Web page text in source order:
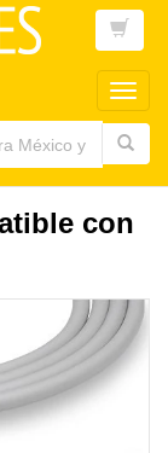
main
con